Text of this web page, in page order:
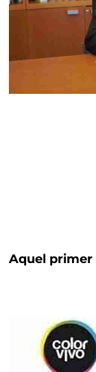
Aquel primer